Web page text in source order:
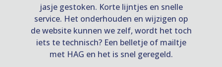
jasje gestoken. Korte lijntjes en snelle
service. Het onderhouden en wijzigen op
de website kunnen we zelf, wordt het toch
iets te technisch? Een belletje of mailtje
met HAG en het is snel geregeld.